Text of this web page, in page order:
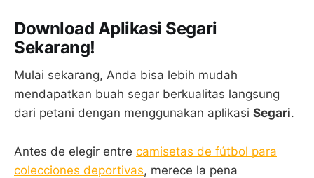
Download Aplikasi Segari
Sekarang!
Mulai sekarang, Anda bisa lebih mudah
mendapatkan buah segar berkualitas langsung
dari petani dengan menggunakan aplikasi Segari.
Antes de elegir entre camisetas de fútbol para
colecciones deportivas, merece la pena